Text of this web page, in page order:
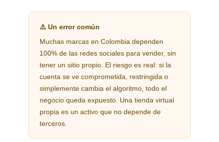
⚠️ Un error común
Muchas marcas en Colombia dependen
100% de las redes sociales para vender, sin
tener un sitio propio. El riesgo es real: si la
cuenta se ve comprometida, restringida o
simplemente cambia el algoritmo, todo el
negocio queda expuesto. Una tienda virtual
propia es un activo que no depende de
terceros.